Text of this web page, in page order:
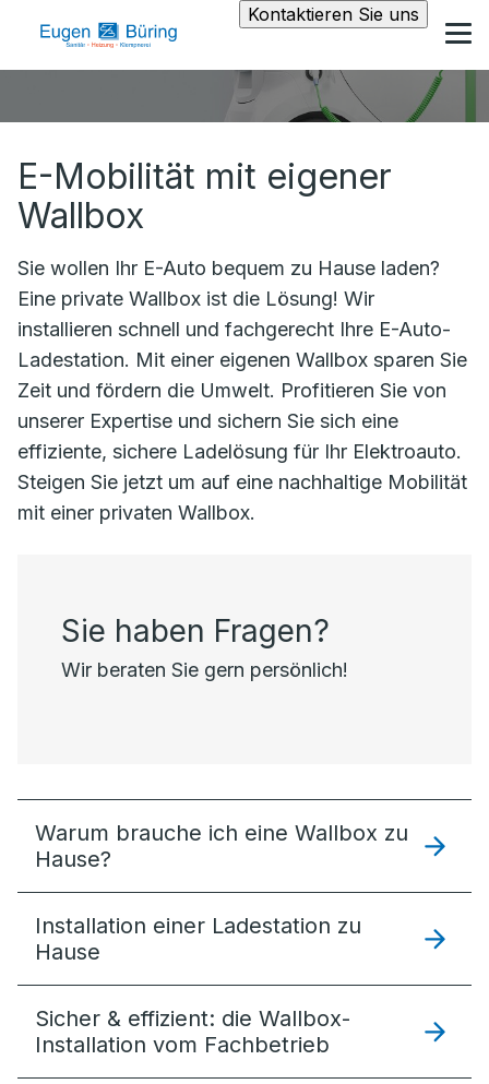
Kontaktieren Sie uns
E-Mobilität mit eigener
Wallbox
Sie wollen Ihr E-Auto bequem zu Hause laden?
Eine private Wallbox ist die Lösung! Wir
installieren schnell und fachgerecht Ihre E-Auto-
Ladestation. Mit einer eigenen Wallbox sparen Sie
Zeit und fördern die Umwelt. Profitieren Sie von
unserer Expertise und sichern Sie sich eine
effiziente, sichere Ladelösung für Ihr Elektroauto.
Steigen Sie jetzt um auf eine nachhaltige Mobilität
mit einer privaten Wallbox.
Sie haben Fragen?
Wir beraten Sie gern persönlich!
Warum brauche ich eine Wallbox zu
Hause?
Installation einer Ladestation zu
Hause
Sicher & effizient: die Wallbox-
Installation vom Fachbetrieb